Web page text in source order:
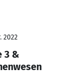
2022
3 &